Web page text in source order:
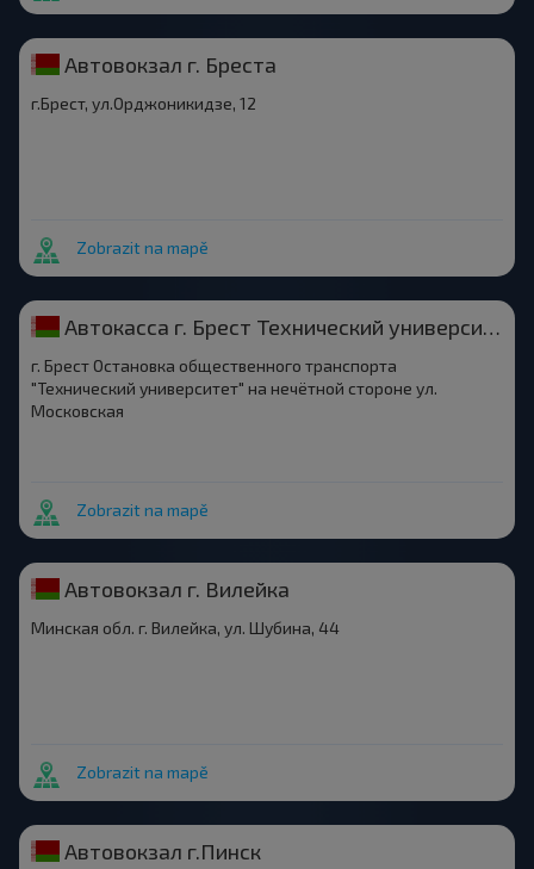
Автовокзал г. Бреста
г.Брест, ул.Орджоникидзе, 12
Zobrazit na mapě
Автокасса г. Брест Технический университет
г. Брест Остановка общественного транспорта
"Технический университет" на нечётной стороне ул.
Московская
Zobrazit na mapě
Автовокзал г. Вилейка
Минская обл. г. Вилейка, ул. Шубина, 44
Zobrazit na mapě
Автовокзал г.Пинск